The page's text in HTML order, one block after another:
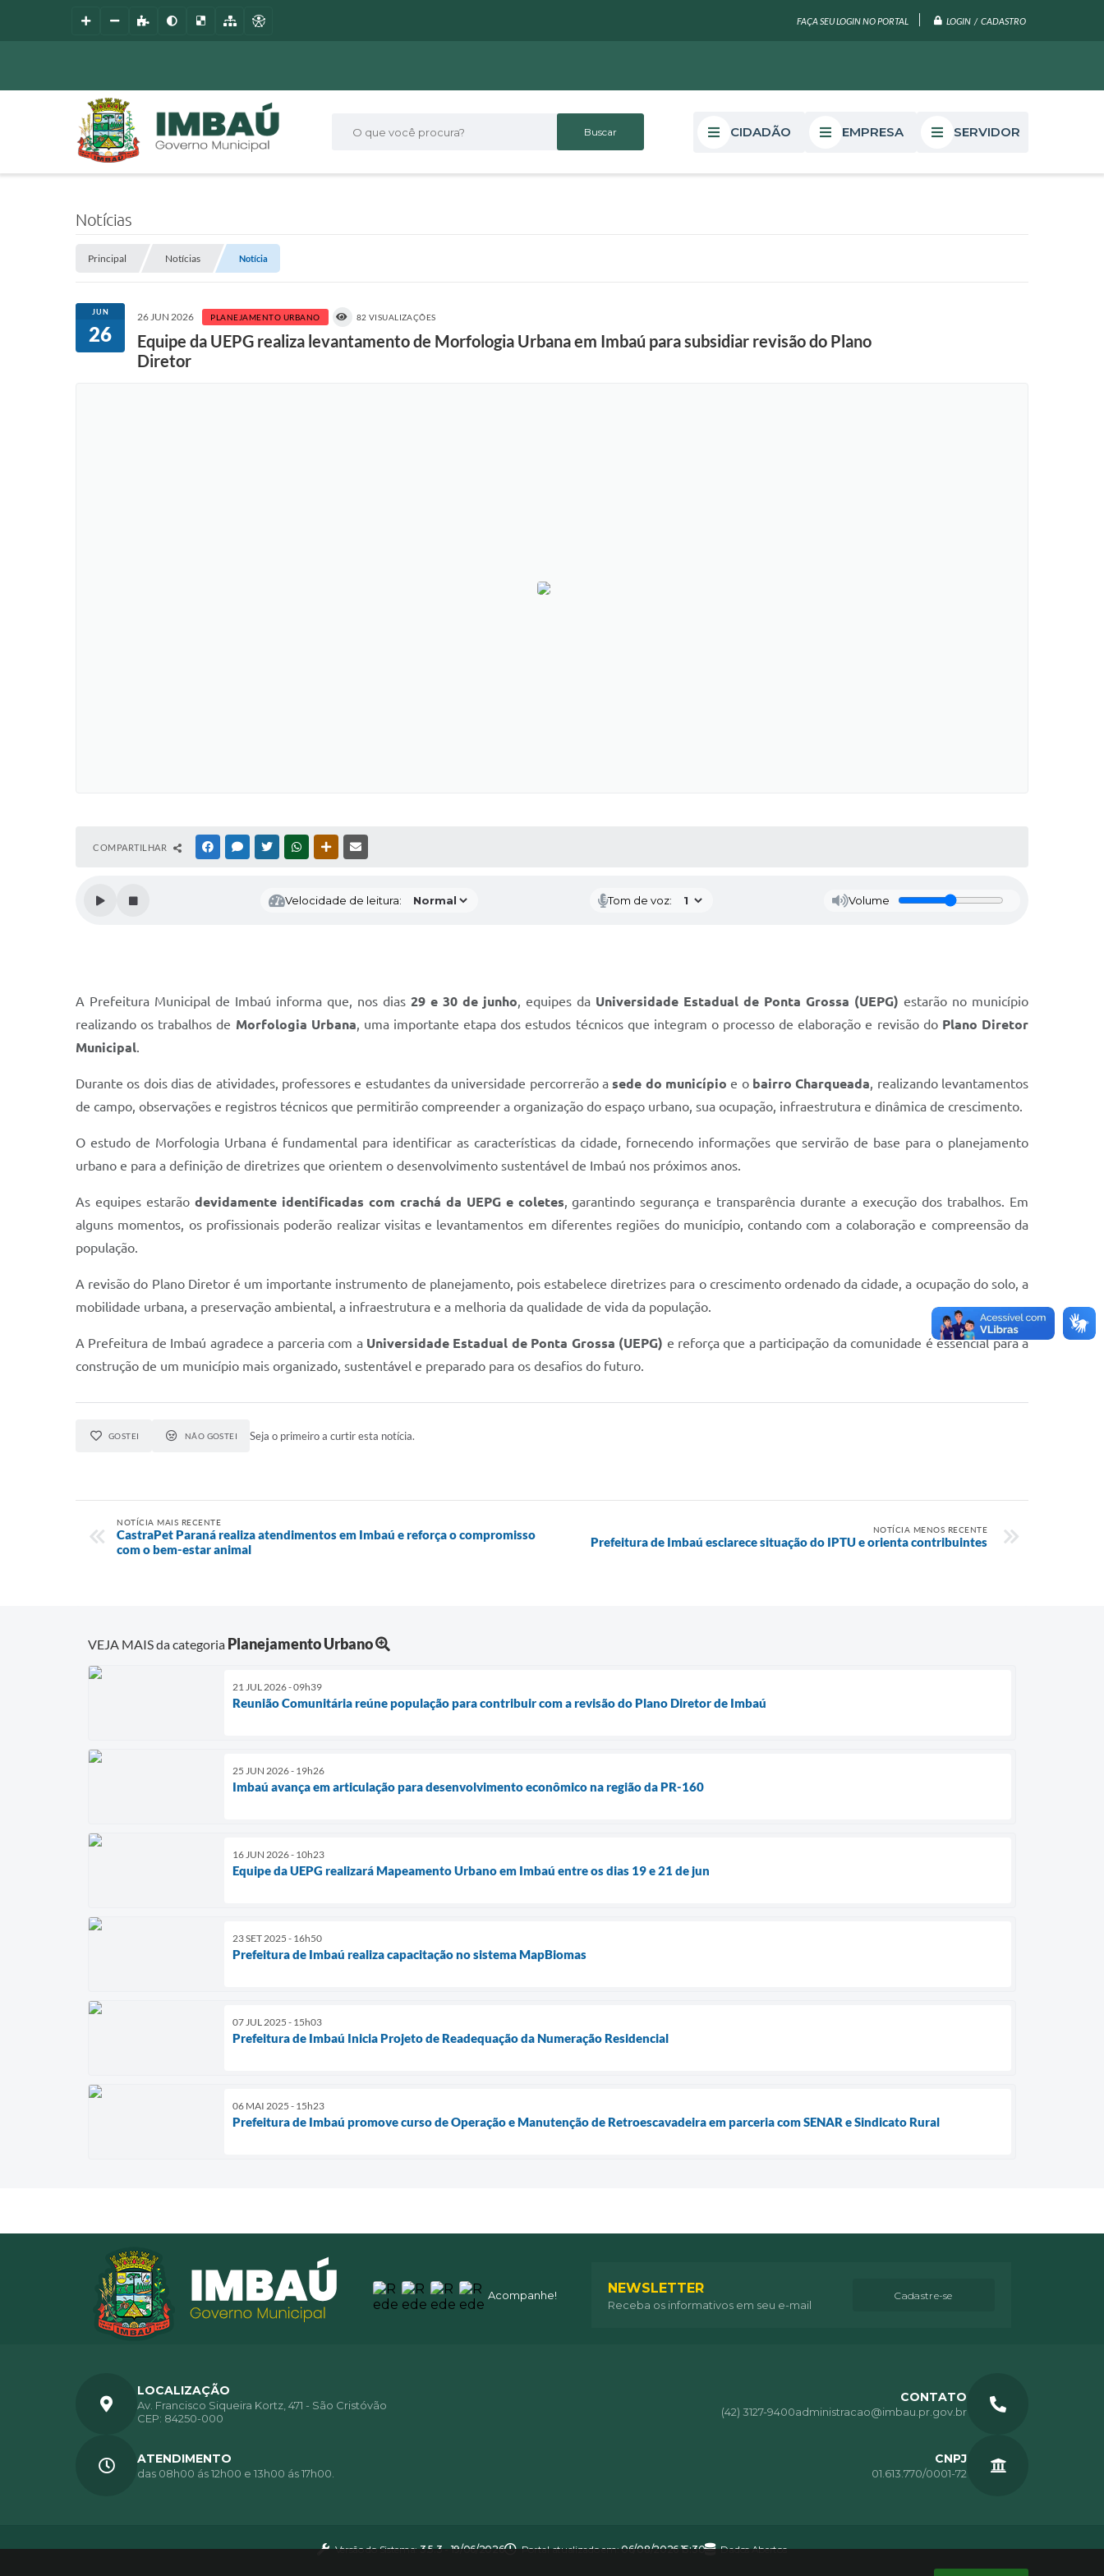
FAÇA SEU LOGIN NO PORTAL LOGIN / CADASTRO
O que você procura? CIDADÃO EMPRESA SERVIDOR
Notícias
Principal Notícias Notícia
JUN
26
26 JUN 2026 PLANEJAMENTO URBANO 82 VISUALIZAÇÕES
Equipe da UEPG realiza levantamento de Morfologia Urbana em Imbaú para subsidiar revisão do Plano
Diretor
COMPARTILHAR FACEBOOKMESSENGER
TWITTERWHATSAPPOUTRAS MÍDIAS
Velocidade de leitura: Tom de voz: Volume
A Prefeitura Municipal de Imbaú informa que, nos dias 29 e 30 de junho, equipes da Universidade Estadual de Ponta Grossa (UEPG) estarão no município
realizando os trabalhos de Morfologia Urbana, uma importante etapa dos estudos técnicos que integram o processo de elaboração e revisão do Plano Diretor
Municipal.
Durante os dois dias de atividades, professores e estudantes da universidade percorrerão asede do município e o bairro Charqueada, realizando levantamentos
de campo, observações e registros técnicos que permitirão compreender a organização do espaço urbano, sua ocupação, infraestrutura e dinâmica de crescimento.
O estudo de Morfologia Urbana é fundamental para identificar as características da cidade, fornecendo informações que servirão de base para o planejamento
urbano e para a definição de diretrizes que orientem o desenvolvimento sustentável de Imbaú nos próximos anos.
As equipes estarão devidamente identificadas com crachá da UEPG e coletes, garantindo segurança e transparência durante a execução dos trabalhos. Em
alguns momentos, os profissionais poderão realizar visitas e levantamentos em diferentes regiões do município, contando com a colaboração e compreensão da
população.
A revisão do Plano Diretor é um importante instrumento de planejamento, pois estabelece diretrizes para o crescimento ordenado da cidade, a ocupação do solo, a
mobilidade urbana, a preservação ambiental, a infraestrutura e a melhoria da qualidade de vida da população.
A Prefeitura de Imbaú agradece a parceria com a Universidade Estadual de Ponta Grossa (UEPG) e reforça que a participação da comunidade é essencial para a
construção de um município mais organizado, sustentável e preparado para os desafios do futuro.
GOSTEI NÃO GOSTEI Seja o primeiro a curtir esta notícia.
NOTÍCIA MAIS RECENTE
CastraPet Paraná realiza atendimentos em Imbaú e reforça o compromisso
com o bem-estar animal
NOTÍCIA MENOS RECENTE
Prefeitura de Imbaú esclarece situação do IPTU e orienta contribuintes
VEJA MAIS da categoria Planejamento Urbano
21 JUL 2026 - 09h39
Reunião Comunitária reúne população para contribuir com a revisão do Plano Diretor de Imbaú
25 JUN 2026 - 19h26
Imbaú avança em articulação para desenvolvimento econômico na região da PR-160
16 JUN 2026 - 10h23
Equipe da UEPG realizará Mapeamento Urbano em Imbaú entre os dias 19 e 21 de jun
23 SET 2025 - 16h50
Prefeitura de Imbaú realiza capacitação no sistema MapBiomas
07 JUL 2025 - 15h03
Prefeitura de Imbaú Inicia Projeto de Readequação da Numeração Residencial
06 MAI 2025 - 15h23
Prefeitura de Imbaú promove curso de Operação e Manutenção de Retroescavadeira em parceria com SENAR e Sindicato Rural
Acompanhe! NEWSLETTER
Receba os informativos em seu e-mail
Cadastre-se
LOCALIZAÇÃO
Av. Francisco Siqueira Kortz, 471 - São Cristóvão
CEP: 84250-000
CONTATO
(42) 3127-9400administracao@imbau.pr.gov.br
ATENDIMENTO
das 08h00 ás 12h00 e 13h00 ás 17h00.
CNPJ
01.613.770/0001-72
Versão do Sistema:3.5.3 - 19/06/2026 Portal atualizado em:06/08/2026 15:30 Dados Abertos